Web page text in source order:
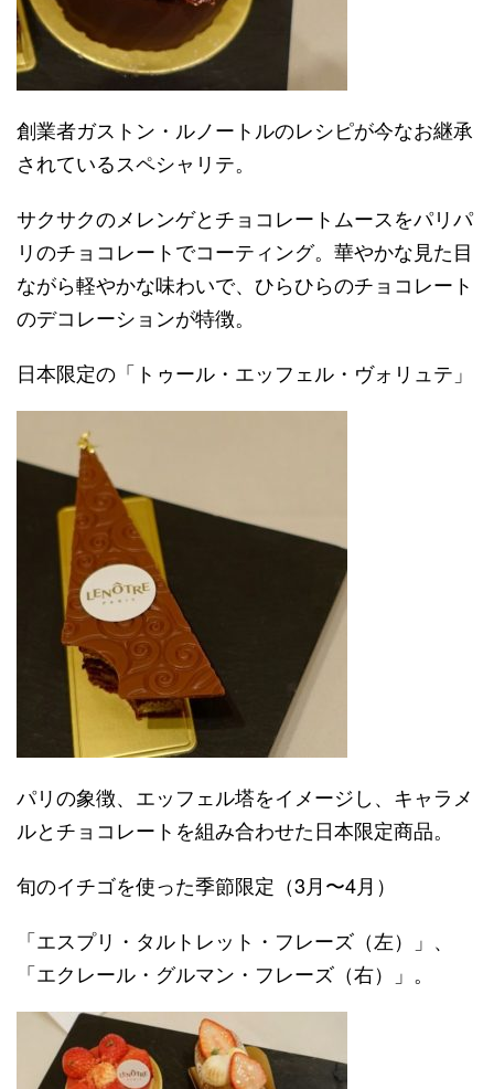
創業者ガストン・ルノートルのレシピが今なお継承
されているスペシャリテ。
サクサクのメレンゲとチョコレートムースをパリパ
リのチョコレートでコーティング。華やかな見た目
ながら軽やかな味わいで、ひらひらのチョコレート
のデコレーションが特徴。
日本限定の「トゥール・エッフェル・ヴォリュテ」
パリの象徴、エッフェル塔をイメージし、キャラメ
ルとチョコレートを組み合わせた日本限定商品。
旬のイチゴを使った季節限定（3月〜4月）
「エスプリ・タルトレット・フレーズ（左）」、
「エクレール・グルマン・フレーズ（右）」。